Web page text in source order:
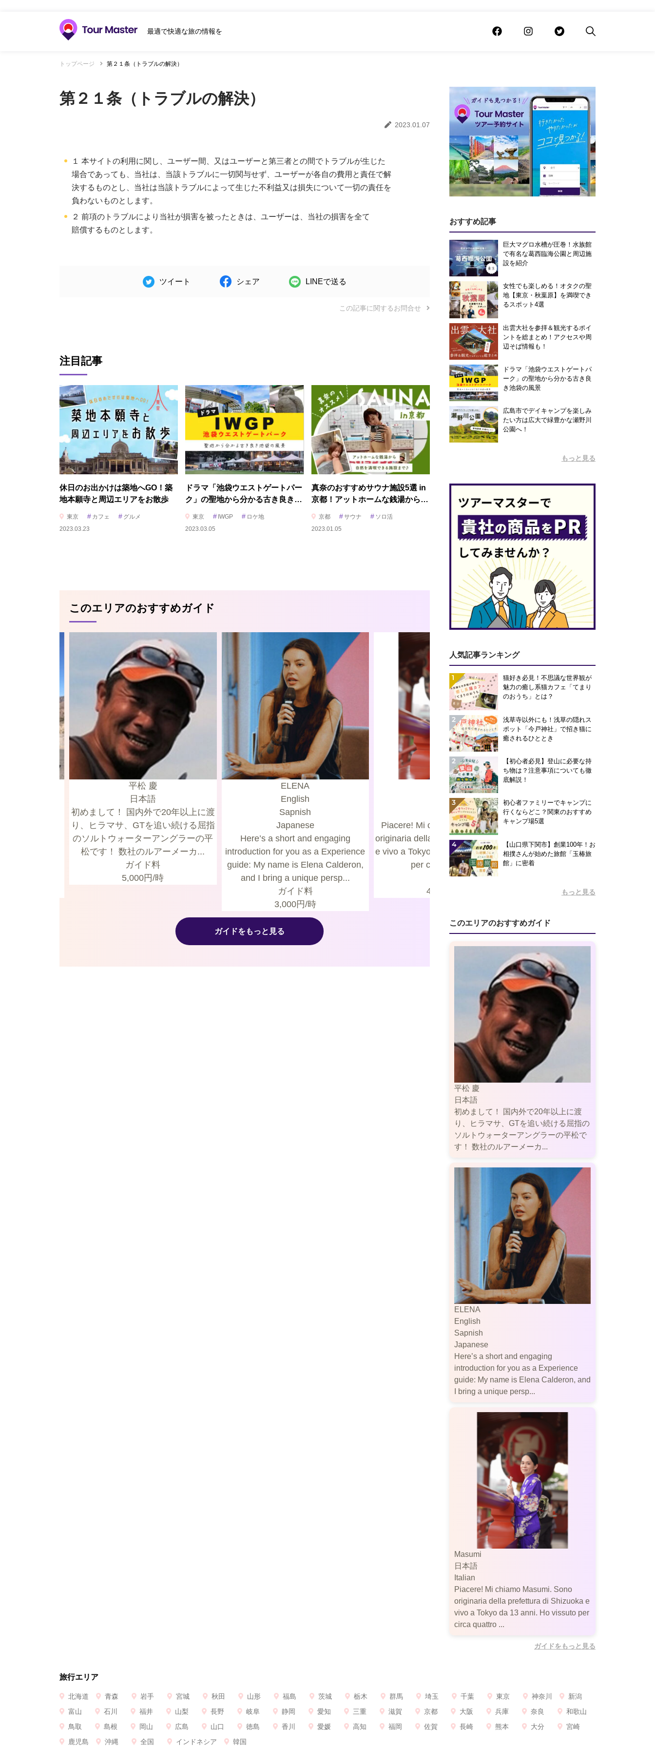
最適で快適な旅の情報を
トップページ 第２１条（トラブルの解決）
第２１条（トラブルの解決）
2023.01.07
１ 本サイトの利用に関し、ユーザー間、又はユーザーと第三者との間でトラブルが生じた
場合であっても、当社は、当該トラブルに一切関与せず、ユーザーが各自の費用と責任で解
決するものとし、当社は当該トラブルによって生じた不利益又は損失について一切の責任を
負わないものとします。
２ 前項のトラブルにより当社が損害を被ったときは、ユーザーは、当社の損害を全て
賠償するものとします。
ツイート シェア LINEで送る
この記事に関するお問合せ
注目記事
休日のお出かけは築地へGO！築
地本願寺と周辺エリアをお散歩
東京 # カフェ # グルメ
2023.03.23
ドラマ「池袋ウエストゲートパー
ク」の聖地から分かる古き良き…
東京 # IWGP # ロケ地
2023.03.05
真奈のおすすめサウナ施設5選 in
京都！アットホームな銭湯から…
京都 #サウナ # ソロ活
2023.01.05
このエリアのおすすめガイド
平松 慶
日本語
初めまして！ 国内外で20年以上に渡
り、ヒラマサ、GTを追い続ける屈指
のソルトウォーターアングラーの平
松です！ 数社のルアーメーカ...
ガイド料
5,000円/時
ELENA
English
Sapnish
Japanese
Here’s a short and engaging
introduction for you as a Experience
guide: My name is Elena Calderon,
and I bring a unique persp...
ガイド料
3,000円/時
Masumi
日本語
Italian
Piacere! Mi chiamo Masumi. Sono
originaria della prefettura di Shizuoka
e vivo a Tokyo da 13 anni. Ho vissuto
per circa quattro ...
ガイド料
4,500
日本語
English
English and Spanish speaking
based in Osaka, Japan. I have
ガイド料
ガイドをもっと見る
おすすめ記事
巨大マグロ水槽が圧巻！水族館
で有名な葛西臨海公園と周辺施
設を紹介
女性でも楽しめる！オタクの聖
地【東京・秋葉原】を満喫でき
るスポット4選
出雲大社を参拝＆観光するポイ
ントを総まとめ！アクセスや周
辺そば情報も！
ドラマ「池袋ウエストゲートパ
ーク」の聖地から分かる古き良
き池袋の風景
広島市でデイキャンプを楽しみ
たい方は広大で緑豊かな瀬野川
公園へ！
もっと見る
人気記事ランキング
1
猫好き必見！不思議な世界観が
魅力の癒し系猫カフェ「てまり
のおうち」とは？
2
浅草寺以外にも！浅草の隠れス
ポット「今戸神社」で招き猫に
癒されるひととき
2
【初心者必見】登山に必要な持
ち物は？注意事項についても徹
底解説！
3
初心者ファミリーでキャンプに
行くならどこ？関東のおすすめ
キャンプ場5選
4
【山口県下関市】創業100年！お
相撲さんが始めた旅館「玉椿旅
館」に密着
もっと見る
このエリアのおすすめガイド
平松 慶
日本語
初めまして！ 国内外で20年以上に渡
り、ヒラマサ、GTを追い続ける屈指の
ソルトウォーターアングラーの平松で
す！ 数社のルアーメーカ...
ELENA
English
Sapnish
Japanese
Here’s a short and engaging
introduction for you as a Experience
guide: My name is Elena Calderon, and
I bring a unique persp...
Masumi
日本語
Italian
Piacere! Mi chiamo Masumi. Sono
originaria della prefettura di Shizuoka e
vivo a Tokyo da 13 anni. Ho vissuto per
circa quattro ...
ガイドをもっと見る
旅行エリア
北海道 青森 岩手 宮城 秋田 山形 福島 茨城 栃木 群馬 埼玉 千葉 東京 神奈川
新潟
富山
石川 福井 山梨 長野 岐阜 静岡 愛知 三重 滋賀 京都 大阪 兵庫 奈良
和歌山
鳥取
島根 岡山 広島 山口 徳島 香川 愛媛 高知 福岡 佐賀 長崎 熊本 大分
宮崎
鹿児島
沖縄 全国 インドネシア 韓国